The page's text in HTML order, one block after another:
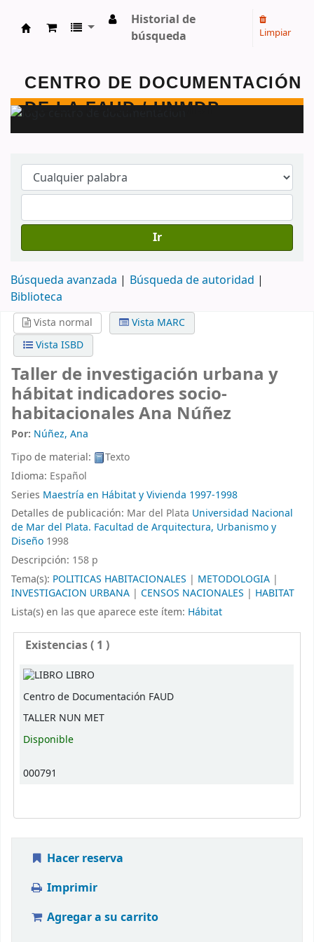
Centro de Documentación - FAUD - Unmdp -
Historial de
búsqueda
Limpiar
Ir
Búsqueda avanzada
Búsqueda de autoridad
Biblioteca
Vista normal
Vista MARC
Vista ISBD
Taller de investigación urbana y
hábitat indicadores socio-
habitacionalesAna Núñez
Por: Núñez, Ana
Tipo de material:
Texto
Idioma: Español
Series Maestría en Hábitat y Vivienda 1997-1998
Detalles de publicación: Mar del Plata Universidad Nacional
de Mar del Plata. Facultad de Arquitectura, Urbanismo y
Diseño 1998
Descripción: 158 p
Tema(s): POLITICAS HABITACIONALES | METODOLOGIA |
INVESTIGACION URBANA | CENSOS NACIONALES | HABITAT
Lista(s) en las que aparece este ítem: Hábitat
Existencias( 1 )
ExistenciasLIBRO
Centro de Documentación FAUD
TALLER NUN MET
Disponible
000791
Hacer reserva
Imprimir
Agregar a su carrito